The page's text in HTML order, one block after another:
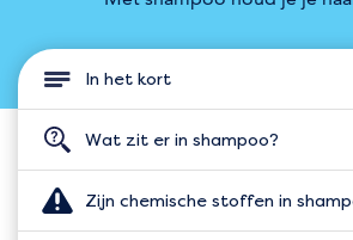
In het kort
Wat zit er in shampoo?
Zijn chemische stoffen in